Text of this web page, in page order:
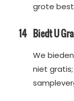
grote
14 Biedt U
We
niet